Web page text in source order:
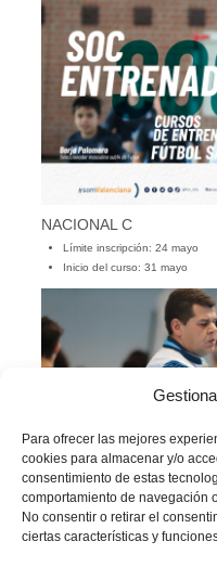
Para ofrecer las mejores
cookies para almacenar y/o
consentimiento de estas
comportamiento de navegación
No consentir o retirar el
ciertas características y
NACIONAL C
Límite inscripción: 24 mayo
Inicio del curso: 31 mayo
En la web de cursos de entrenador